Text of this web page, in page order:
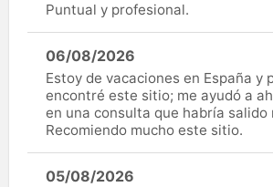
Puntual y profesional.
06/08/2026
Estoy de vacaciones en España y
encontré este sitio; me ayudó a
en una consulta que habría salido
Recomiendo mucho este sitio.
05/08/2026